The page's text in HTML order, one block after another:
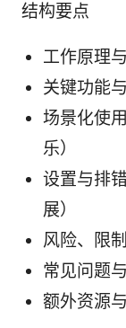
结构要点
工作原理
关键功能
场景化使
乐）
设置与排
展）
风险、限
常见问题
额外资源